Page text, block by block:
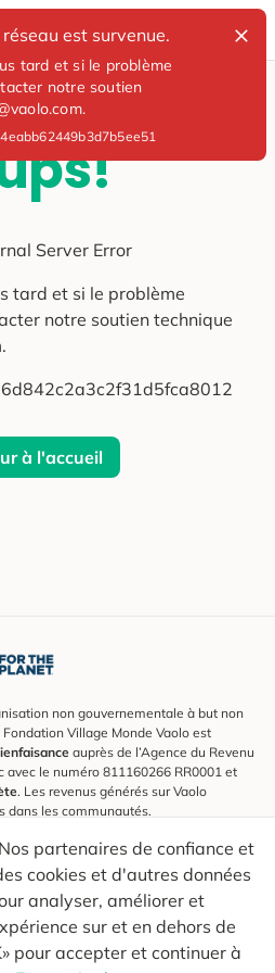
est survenue.
tard et si le problème
notre soutien
Server Error
tard et si le problème
notre soutien technique
à l'accueil
partenaires de confiance et
cookies et d'autres données
analyser, améliorer et
sur et en dehors de
pour accepter et continuer à
non gouvernementale à but non
Village Monde Vaolo est
auprès de l’Agence du Revenu
avec le numéro 811160266 RR0001 et
. Les revenus générés sur Vaolo
dans les communautés.
nos explorateurs et recevoir des
Envoyer